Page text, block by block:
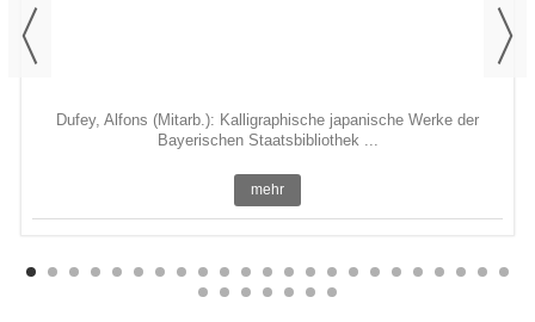
Dufey, Alfons (Mitarb.): Kalligraphische japanische Werke der
Bayerischen Staatsbibliothek ...
mehr